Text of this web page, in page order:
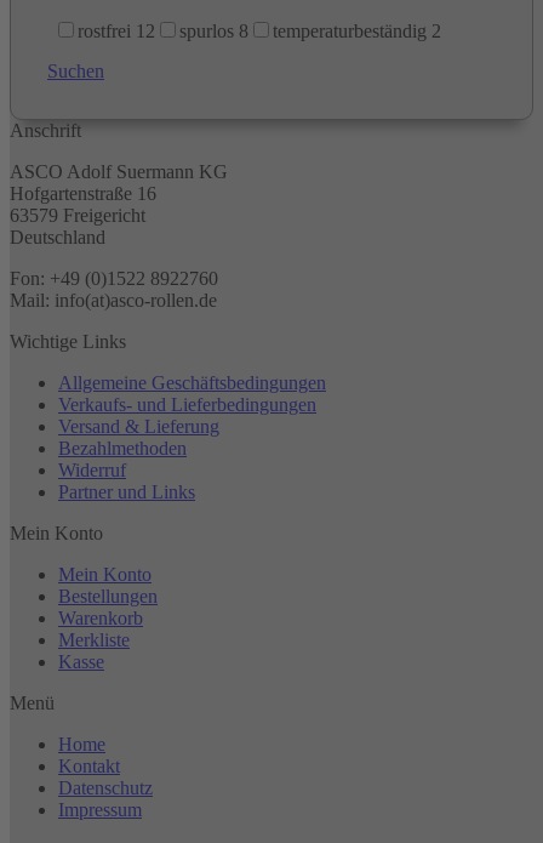
rostfrei 12 spurlos 8 temperaturbeständig 2
Suchen
Anschrift
ASCO Adolf Suermann KG
Hofgartenstraße 16
63579 Freigericht
Deutschland
Fon: +49 (0)1522 8922760
Mail: info(at)asco-rollen.de
Wichtige Links
Allgemeine Geschäftsbedingungen
Verkaufs- und Lieferbedingungen
Versand & Lieferung
Bezahlmethoden
Widerruf
Partner und Links
Mein Konto
Mein Konto
Bestellungen
Warenkorb
Merkliste
Kasse
Menü
Home
Kontakt
Datenschutz
Impressum